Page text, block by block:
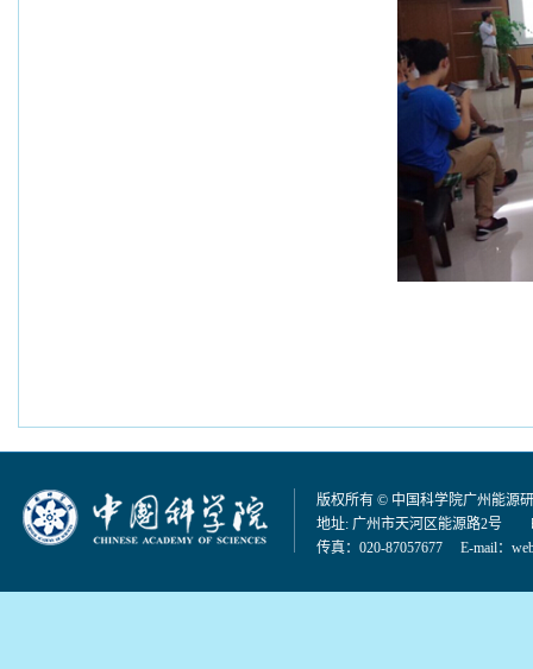
版权所有 © 中国科学院广州能源
地址: 广州市天河区能源路2号
传真：020-87057677 E-mail：